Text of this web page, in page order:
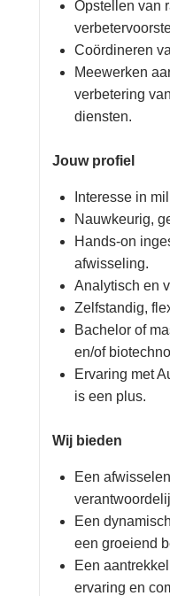
Opstellen van
Coördineren
Meewerken
verbetering
diensten.
Jouw profiel
Interesse in
Nauwkeurig,
Hands-on
afwisseling.
Analytisch en
Zelfstandig,
Bachelor of
en/of
Ervaring met
is een plus.
Wij bieden
Een
Een
een groeiend
Een
ervaring en